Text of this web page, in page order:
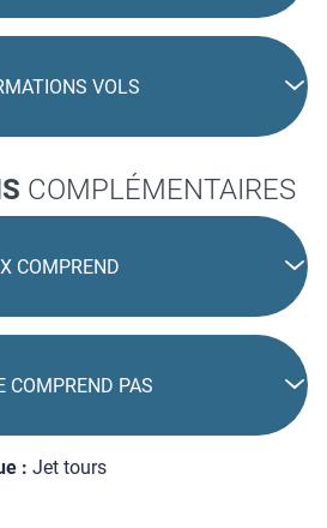
VOLS
COMPLÉMENTAIRES
COMPREND
COMPREND PAS
: Jet tours